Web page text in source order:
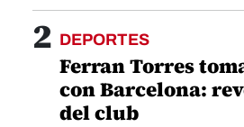
2 DEPORTES
Ferran Torres
con Barcelona:
del club